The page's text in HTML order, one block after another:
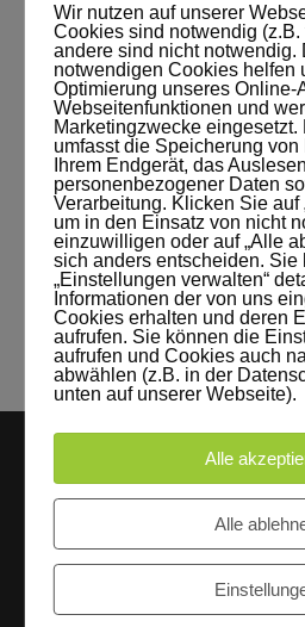
Projekt: Summit29 -
Auftraggeber: Noack &
Fotograf: Jörg Singer
READ MORE
Post Tags:
Hohlkehle jörg singer
Produktfotografie
Sneaker
Studio Leipzig
Summit29
LEIPZIGS MIETSTUDIO
Wir nutzen auf unserer
Cookies sind notwendig (z.B.
andere sind nicht notwendig.
notwendigen Cookies helfen
Optimierung unseres Online-
Webseitenfunktionen und
Marketingzwecke
umfasst die Speicherung von
Ihrem Endgerät, das Auslesen
personenbezogener Daten
Verarbeitung. Klicken Sie auf
um in den Einsatz von nicht
einzuwilligen oder auf „Alle
sich anders entscheiden. Sie
„Einstellungen verwalten“
Informationen der von uns
Cookies erhalten und deren
aufrufen. Sie können die
aufrufen und Cookies auch
abwählen (z.B. in der
unten auf unserer Webseite).
Alle
Alle